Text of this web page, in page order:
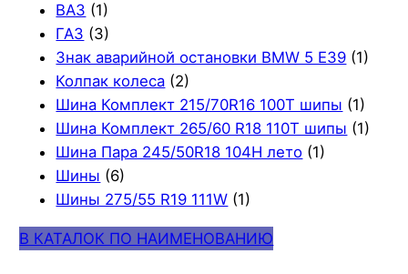
ВАЗ (1)
ГАЗ (3)
Знак аварийной остановки BMW 5 E39 (1)
Колпак колеса (2)
Шина Комплект 215/70R16 100T шипы (1)
Шина Комплект 265/60 R18 110T шипы (1)
Шина Пара 245/50R18 104H лето (1)
Шины (6)
Шины 275/55 R19 111W (1)
В КАТАЛОК ПО НАИМЕНОВАНИЮ